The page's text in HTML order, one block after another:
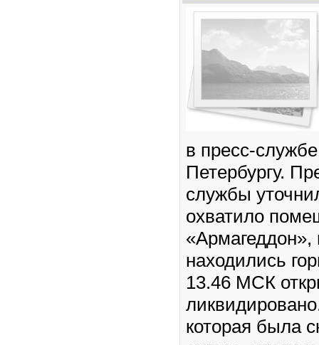
в пресс-
Петербургу.
службы
охватило
«Армагеддон»,
находились
13.46 МСК
которая была